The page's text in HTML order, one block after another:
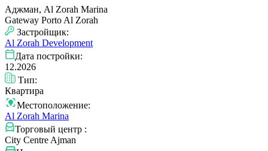
Аджман, Al Zorah Marina
Gateway Porto Al Zorah
Застройщик:
Al Zorah Development
Дата постройки:
12.2026
Тип:
Квартира
Местоположение:
Al Zorah Marina
Торговый центр :
City Centre Ajman